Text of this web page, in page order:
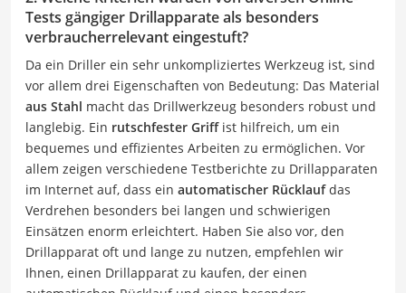
Tests gängiger Drillapparate als besonders
verbraucherrelevant eingestuft?
Da ein Driller ein sehr unkompliziertes Werkzeug ist, sind
vor allem drei Eigenschaften von Bedeutung: Das Material
aus Stahl macht das Drillwerkzeug besonders robust und
langlebig. Ein rutschfester Griffist hilfreich, um ein
bequemes und effizientes Arbeiten zu ermöglichen. Vor
allem zeigen verschiedene Testberichte zu Drillapparaten
im Internet auf, dass ein automatischer Rücklaufdas
Verdrehen besonders bei langen und schwierigen
Einsätzen enorm erleichtert. Haben Sie also vor, den
Drillapparat oft und lange zu nutzen, empfehlen wir
Ihnen, einen Drillapparat zu kaufen, der einen